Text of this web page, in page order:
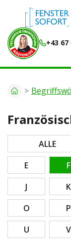
+43 67
ALLE
E
F
J
K
O
P
U
V